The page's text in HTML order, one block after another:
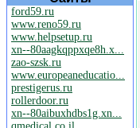
ford59.ru
www.reno59.ru
www.helpsetup.ru
xn--80aagkqppxqe8h.x...
zao-szsk.ru
www.europeaneducatio...
prestigerus.ru
rollerdoor.ru
xn--80aibuxhdbs1g.xn...